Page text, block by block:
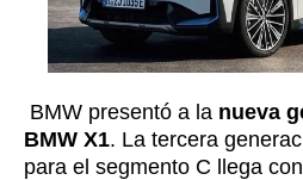
BMW presentó a la nueva
BMW X1. La tercera
para el segmento C llega